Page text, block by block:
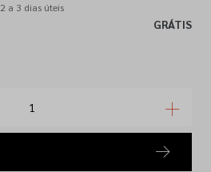
a 3 dias úteis
GRÁTIS